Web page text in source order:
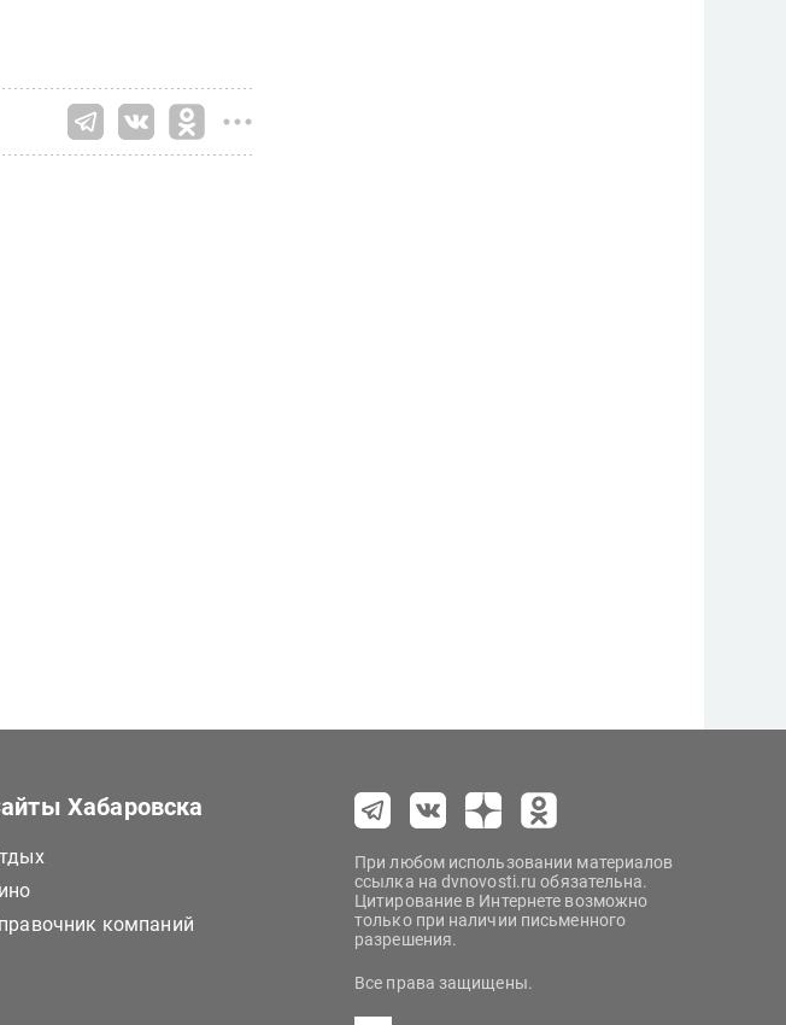
Хабаровска
компаний
При любом использовании материалов
ссылка на dvnovosti.ru обязательна.
Цитирование в Интернете возможно
только при наличии письменного
разрешения.
Все права защищены.